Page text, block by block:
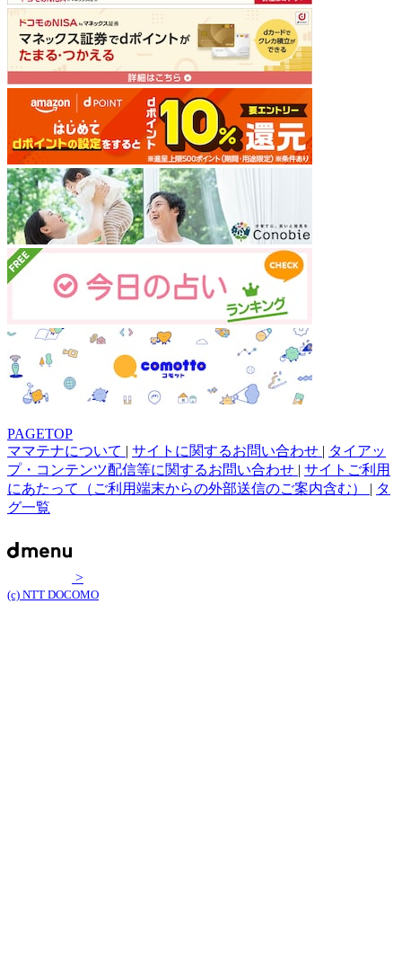
PAGETOP
ママテナについて | サイトに関するお問い合わせ | タイアッ
プ・コンテンツ配信等に関するお問い合わせ | サイトご利用
にあたって（ご利用端末からの外部送信のご案内含む） | タ
グ一覧
>
(c) NTT DOCOMO